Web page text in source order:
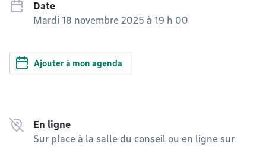
Date
Mardi 18 novembre 2025 à 19 h 00
Ajouter à mon agenda
En ligne
Sur place à la salle du conseil ou en ligne sur